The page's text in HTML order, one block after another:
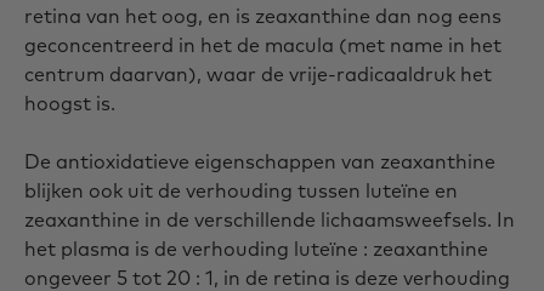
retina van het oog, en is zeaxanthine dan nog eens
geconcentreerd in het de macula (met name in het
centrum daarvan), waar de vrije-radicaaldruk het
hoogst is.
De antioxidatieve eigenschappen van zeaxanthine
blijken ook uit de verhouding tussen luteïne en
zeaxanthine in de verschillende lichaamsweefsels. In
het plasma is de verhouding luteïne : zeaxanthine
ongeveer 5 tot 20 : 1, in de retina is deze verhouding